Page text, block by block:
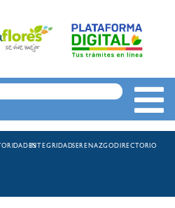
INTEGRIDADSERENAZGODIRECTORIO